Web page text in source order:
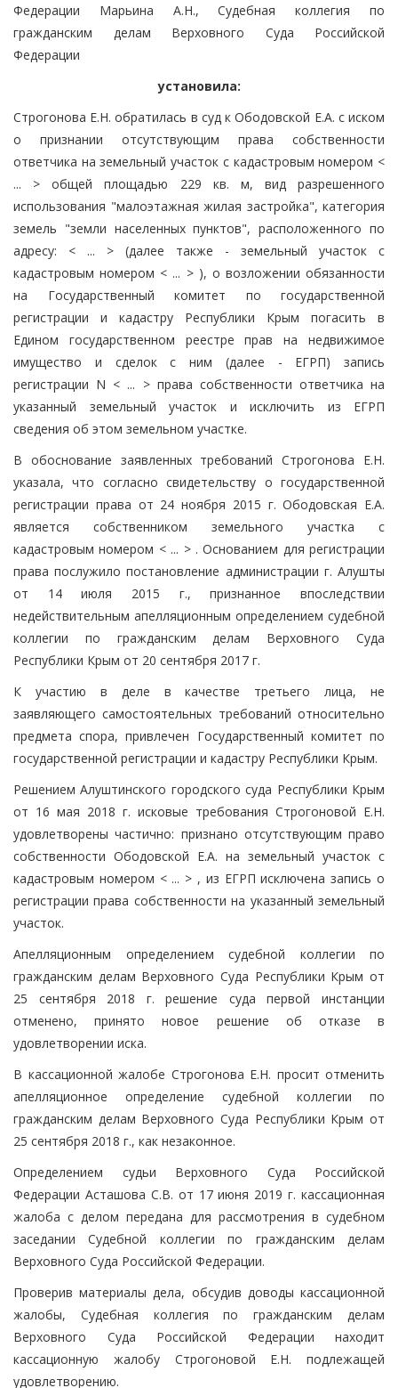
Федерации Марьина А.Н., Судебная коллегия по
гражданским делам Верховного Суда Российской
Федерации
установила:
Строгонова Е.Н. обратилась в суд к Ободовской Е.А. с иском
о признании отсутствующим права собственности
ответчика на земельный участок с кадастровым номером <
... > общей площадью 229 кв. м, вид разрешенного
использования "малоэтажная жилая застройка", категория
земель "земли населенных пунктов", расположенного по
адресу: < ... > (далее также - земельный участок с
кадастровым номером < ... > ), о возложении обязанности
на Государственный комитет по государственной
регистрации и кадастру Республики Крым погасить в
Едином государственном реестре прав на недвижимое
имущество и сделок с ним (далее - ЕГРП) запись
регистрации N < ... > права собственности ответчика на
указанный земельный участок и исключить из ЕГРП
сведения об этом земельном участке.
В обоснование заявленных требований Строгонова Е.Н.
указала, что согласно свидетельству о государственной
регистрации права от 24 ноября 2015 г. Ободовская Е.А.
является собственником земельного участка с
кадастровым номером < ... > . Основанием для регистрации
права послужило постановление администрации г. Алушты
от 14 июля 2015 г., признанное впоследствии
недействительным апелляционным определением судебной
коллегии по гражданским делам Верховного Суда
Республики Крым от 20 сентября 2017 г.
К участию в деле в качестве третьего лица, не
заявляющего самостоятельных требований относительно
предмета спора, привлечен Государственный комитет по
государственной регистрации и кадастру Республики Крым.
Решением Алуштинского городского суда Республики Крым
от 16 мая 2018 г. исковые требования Строгоновой Е.Н.
удовлетворены частично: признано отсутствующим право
собственности Ободовской Е.А. на земельный участок с
кадастровым номером < ... > , из ЕГРП исключена запись о
регистрации права собственности на указанный земельный
участок.
Апелляционным определением судебной коллегии по
гражданским делам Верховного Суда Республики Крым от
25 сентября 2018 г. решение суда первой инстанции
отменено, принято новое решение об отказе в
удовлетворении иска.
В кассационной жалобе Строгонова Е.Н. просит отменить
апелляционное определение судебной коллегии по
гражданским делам Верховного Суда Республики Крым от
25 сентября 2018 г., как незаконное.
Определением судьи Верховного Суда Российской
Федерации Асташова С.В. от 17 июня 2019 г. кассационная
жалоба с делом передана для рассмотрения в судебном
заседании Судебной коллегии по гражданским делам
Верховного Суда Российской Федерации.
Проверив материалы дела, обсудив доводы кассационной
жалобы, Судебная коллегия по гражданским делам
Верховного Суда Российской Федерации находит
кассационную жалобу Строгоновой Е.Н. подлежащей
удовлетворению.